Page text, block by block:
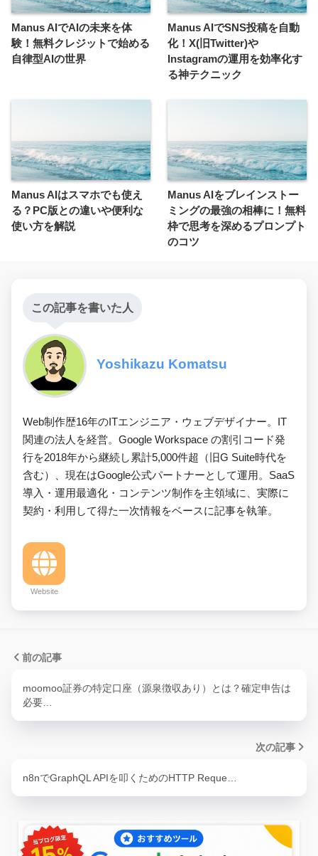
Manus AIでAIの未来を体
験！無料クレジットで始める
自律型AIの世界
Manus AIでSNS投稿を自動
化！X(旧Twitter)や
Instagramの運用を効率化す
る神テクニック
Manus AIはスマホでも使え
る？PC版との違いや便利な
使い方を解説
Manus AIをブレインストー
ミングの最強の相棒に！無料
枠で思考を深めるプロンプト
のコツ
この記事を書いた人
Yoshikazu Komatsu
Web制作歴16年のITエンジニア・ウェブデザイナー。IT
関連の法人を経営。Google Workspace の割引コード発
行を2018年から継続し累計5,000件超（旧G Suite時代を
含む）、現在はGoogle公式パートナーとして運用。SaaS
導入・運用最適化・コンテンツ制作を主領域に、実際に
契約・利用して得た一次情報をベースに記事を執筆。
Website
前の記事
moomoo証券の特定口座（源泉徴収あり）とは？確定申告は
必要…
次の記事
n8nでGraphQL APIを叩くためのHTTP Reque…